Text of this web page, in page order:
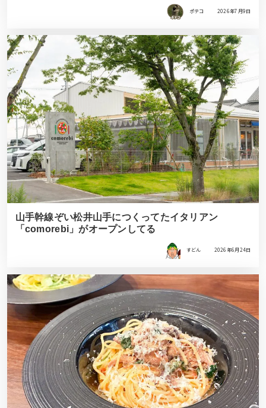
ポテコ 2026年7月9日
山手幹線ぞい松井山手につくってたイタリアン
「comorebi」がオープンしてる
すどん 2026年6月24日